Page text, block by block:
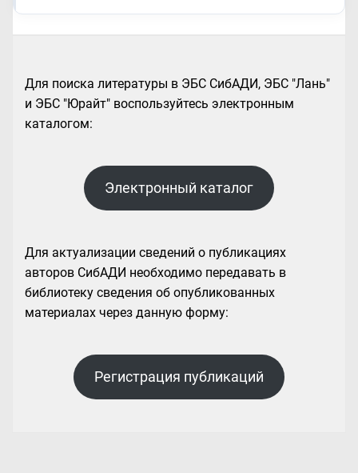
Для поиска литературы в ЭБС СибАДИ, ЭБС "Лань"
и ЭБС "Юрайт" воспользуйтесь электронным
каталогом:
Электронный каталог
Для актуализации сведений о публикациях
авторов СибАДИ необходимо передавать в
библиотеку сведения об опубликованных
материалах через данную форму:
Регистрация публикаций